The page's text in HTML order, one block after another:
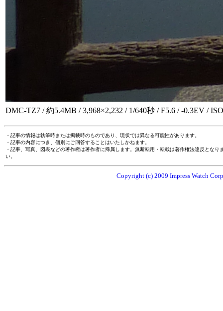
DMC-TZ7 / 約5.4MB / 3,968×2,232 / 1/640秒 / F5.6 / -0.3EV /
・記事の情報は執筆時または掲載時のものであり、現状では異なる可能性があります。
・記事の内容につき、個別にご回答することはいたしかねます。
・記事、写真、図表などの著作権は著作者に帰属します。無断転用・転載は著作権法違反とな
い。
Copyright (c) 2009 Impress Watch